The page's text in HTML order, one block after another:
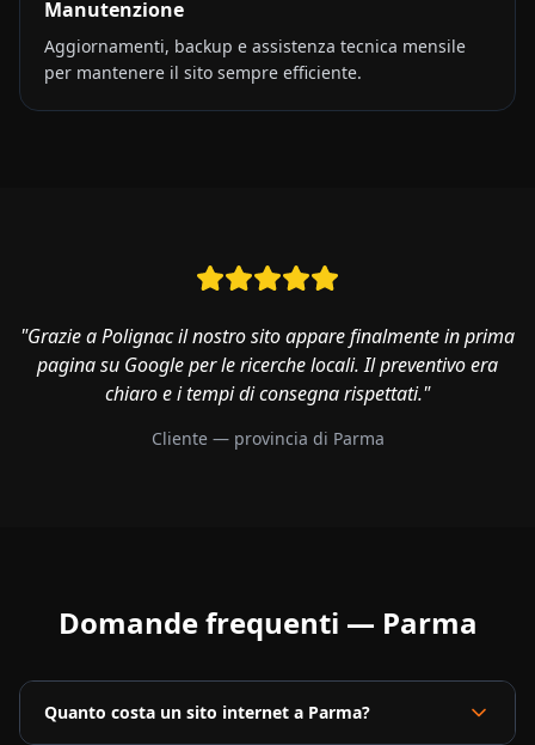
Manutenzione
Aggiornamenti, backup e assistenza tecnica mensile
per mantenere il sito sempre efficiente.
"Grazie a Polignac il nostro sito appare finalmente in prima
pagina su Google per le ricerche locali. Il preventivo era
chiaro e i tempi di consegna rispettati."
Cliente — provincia di Parma
Domande frequenti — Parma
Quanto costa un sito internet a Parma?